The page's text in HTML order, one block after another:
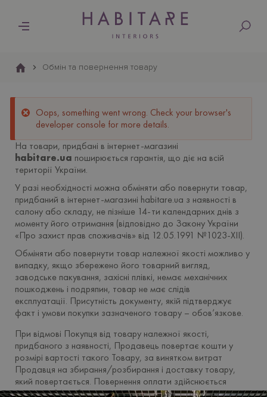
Основна
Обмін та повернення товару
Oops, something went wrong. Check your browser's
developer console for more details.
На товари, придбані в інтернет-магазині
habitare.ua поширюється гарантія, що діє на всій
території України.
У разі необхідності можна обміняти або повернути товар,
придбаний в інтернет-магазині habitare.ua з наявності в
салону або складу, не пізніше 14-ти календарних днів з
моменту його отримання (відповідно до Закону України
«Про захист прав споживачів» від 12.05.1991 №1023-XII).
Обмiняти або повернути товар належної якості можливо у
випадку, якщо збережено його товарний вигляд,
заводське пакування, захiснi плiвкi, немає механічних
пошкоджень i подряпин, товар не має слідів
експлуатації. Присутнiсть документу, якiй підтверджує
факт і умови покупки зазначеного товару – обов’язкове.
При відмові Покупця від товару належної якості,
придбаного з наявноcтi, Продавець повертає кошти у
розмірі вартості такого Товару, за винятком витрат
Продавця на збирання/розбирання i доставку товару,
який повертається. Повернення оплати здійснюється
протягом 14 робочих днів після отримання магазином